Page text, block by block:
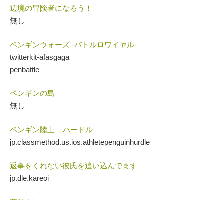
辺境の冒険者になろう！
無し
ペンギンウォーズ -バトルロワイヤル-
twitterkit-afasgaga
penbattle
ペンギンの島
無し
ペンギン陸上 – ハードル –
jp.classmethod.us.ios.athletepenguinhurdle
返事をくれない彼氏を追い込んでます
jp.dle.kareoi